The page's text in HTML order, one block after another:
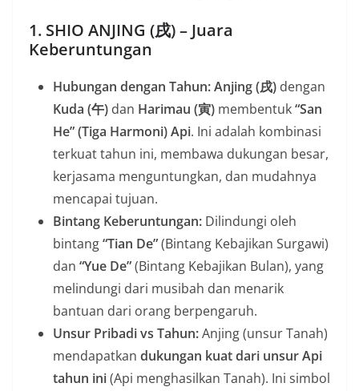
1. SHIO ANJING (戌) – Juara
Keberuntungan
Hubungan dengan Tahun:Anjing (戌) dengan
Kuda (午) dan Harimau (寅) membentuk“San
He” (Tiga Harmoni) Api. Ini adalah kombinasi
terkuat tahun ini, membawa dukungan besar,
kerjasama menguntungkan, dan mudahnya
mencapai tujuan.
Bintang Keberuntungan: Dilindungi oleh
bintang“Tian De”(Bintang Kebajikan Surgawi)
dan “Yue De”(Bintang Kebajikan Bulan), yang
melindungi dari musibah dan menarik
bantuan dari orang berpengaruh.
Unsur Pribadi vs Tahun:Anjing (unsur Tanah)
mendapatkan dukungan kuat dari unsur Api
tahun ini(Api menghasilkan Tanah). Ini simbol